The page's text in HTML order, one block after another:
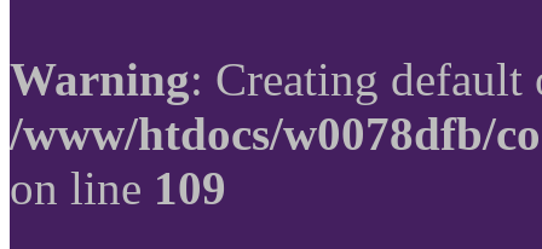
Warning: Creating
/www/htdocs/w0078dfb/
on line 109